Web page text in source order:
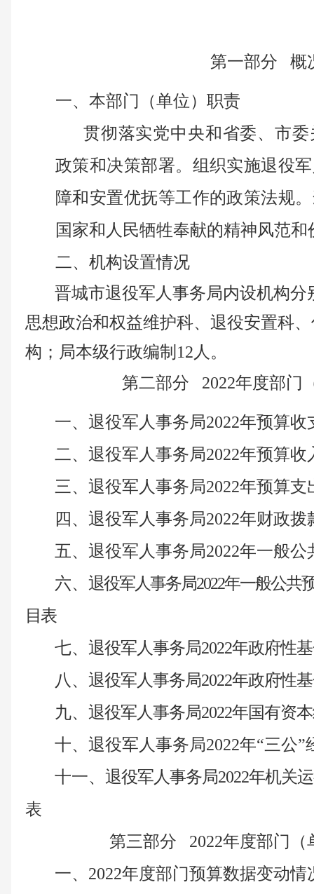
第一部分 概
一、 本部门（单位）职责
贯彻落实党中央和省委、市
政策和决策部署。组织实施退役
障和安置优抚等工作的政策法规
国家和人民牺牲奉献的精神风范和
二、 机构设置情况
晋城市退役军人事务局内设机构
思想政治和权益维护科、退役安置科
构；局本级行政编制12人。
第二部分 2022年度部门
一、 退役军人事务局2022年预算收
二、 退役军人事务局2022年预算收
三、 退役军人事务局2022年预算支
四、 退役军人事务局2022年财政拨
五、 退役军人事务局2022年一般
六、 退役军人事务局2022年一般公共
目表
七、 退役军人事务局2022年政府性
八、 退役军人事务局2022年政府性
九、 退役军人事务局2022年国有资
十、 退役军人事务局2022年“三公
十一、 退役军人事务局2022年机关
表
第三部分 2022年度部门（
一、 2022年度部门预算数据变动情